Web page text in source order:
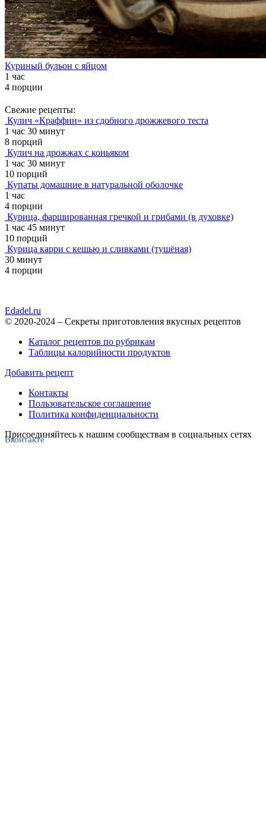
Куриный бульон с яйцом
1 час
4 порции
Свежие рецепты:
Кулич «Краффин» из сдобного дрожжевого теста
1 час 30 минут
8 порций
Кулич на дрожжах с коньяком
1 час 30 минут
10 порций
Купаты домашние в натуральной оболочке
1 час
4 порции
Курица, фаршированная гречкой и грибами (в духовке)
1 час 45 минут
10 порций
Курица карри с кешью и сливками (тушёная)
30 минут
4 порции
Edadel.ru
© 2020-2024 – Секреты приготовления вкусных рецептов
Каталог рецептов по рубрикам
Таблицы калорийности продуктов
Добавить рецепт
Контакты
Пользовательское соглашение
Политика конфиденциальности
Присоединяйтесь к нашим сообществам в социальных сетях
Вконтакте